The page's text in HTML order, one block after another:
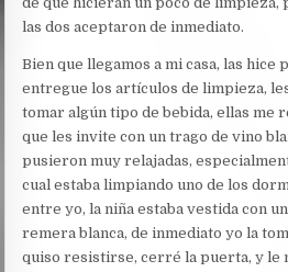
las dos aceptaron de inmediato.
Bien que llegamos a mi casa, las hice
entregue los artículos de limpieza,
tomar algún tipo de bebida, ellas me
que les invite con un trago de vino
pusieron muy relajadas,
cual estaba limpiando uno de los
entre yo, la niña estaba vestida con
remera blanca, de inmediato yo la
quiso resistirse, cerré la puerta, y le